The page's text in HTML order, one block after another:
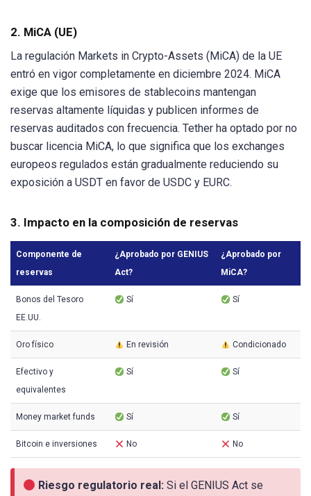
2. MiCA (UE)
La regulación Markets in Crypto-Assets (MiCA) de la UE
entró en vigor completamente en diciembre 2024. MiCA
exige que los emisores de stablecoins mantengan
reservas altamente líquidas y publicen informes de
reservas auditados con frecuencia. Tether ha optado por no
buscar licencia MiCA, lo que significa que los exchanges
europeos regulados están gradualmente reduciendo su
exposición a USDT en favor de USDC y EURC.
3. Impacto en la composición de reservas
Componente de
reservas
¿Aprobado por GENIUS
Act?
¿Aprobado por
MiCA?
Bonos del Tesoro
EE.UU.
Sí Sí
Oro físico En revisión Condicionado
Efectivo y
equivalentes
Sí Sí
Money market funds Sí Sí
Bitcoin e inversiones No No
Riesgo regulatorio real: Si el GENIUS Act se